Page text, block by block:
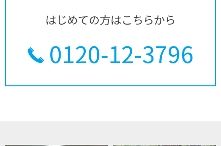
はじめての方はこちらから
0120-12-3796